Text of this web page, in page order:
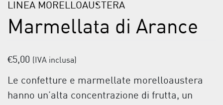
LINEA MORELLOAUSTERA
Marmellata di Arance
€5,00 (IVA inclusa)
Le confetture e marmellate morelloaustera
hanno un’alta concentrazione di frutta, un